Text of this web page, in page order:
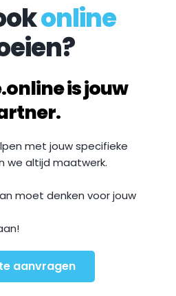
online
is jouw
met jouw specifieke
we altijd maatwerk.
moet denken voor jouw
aanvragen